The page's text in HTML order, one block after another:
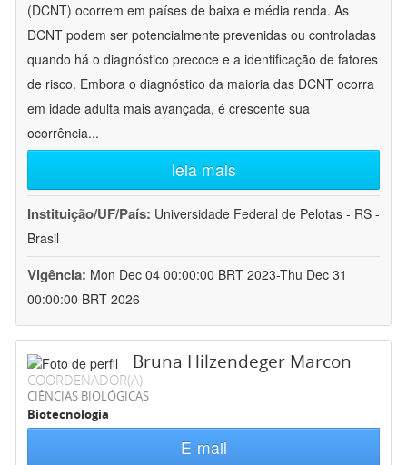
(DCNT) ocorrem em países de baixa e média renda. As
DCNT podem ser potencialmente prevenidas ou controladas
quando há o diagnóstico precoce e a identificação de fatores
de risco. Embora o diagnóstico da maioria das DCNT ocorra
em idade adulta mais avançada, é crescente sua
ocorrência...
leia mais
Instituição/UF/País: Universidade Federal de Pelotas - RS -
Brasil
Vigência: Mon Dec 04 00:00:00 BRT 2023-Thu Dec 31
00:00:00 BRT 2026
Bruna Hilzendeger Marcon
COORDENADOR(A)
CIÊNCIAS BIOLÓGICAS
Biotecnologia
E-mail